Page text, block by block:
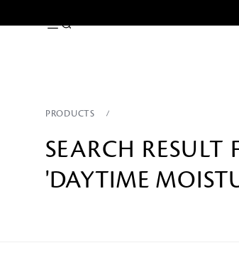
PRODUCTS
SEARCH RESULT
'DAYTIME